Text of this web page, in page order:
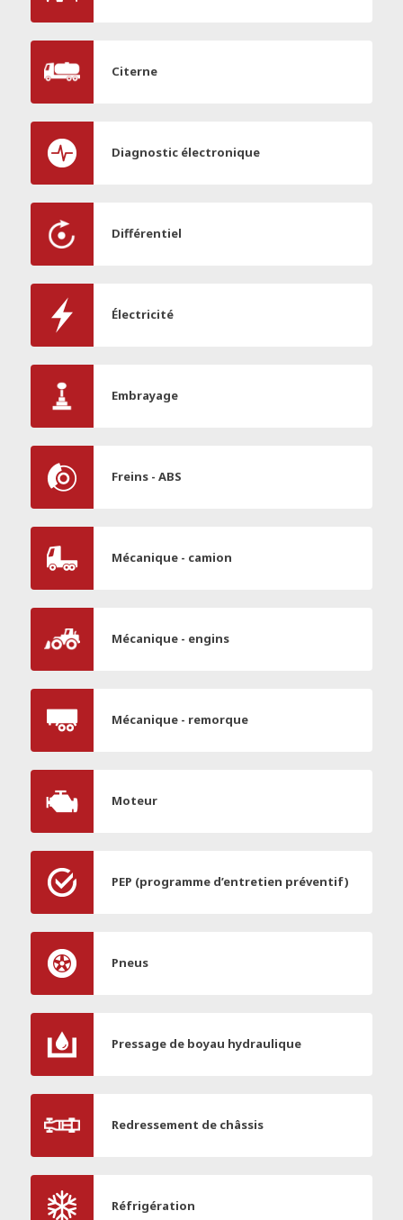
Citerne
Diagnostic électronique
Différentiel
Électricité
Embrayage
Freins - ABS
Mécanique - camion
Mécanique - engins
Mécanique - remorque
Moteur
PEP (programme d’entretien préventif)
Pneus
Pressage de boyau hydraulique
Redressement de châssis
Réfrigération